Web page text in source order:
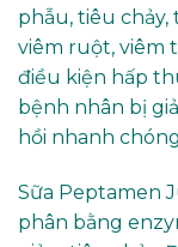
phẫu, tiêu
viêm ruột, viêm
điều kiện hấp
bệnh nhân bị
hồi nhanh
Sữa Peptamen
phân bằng